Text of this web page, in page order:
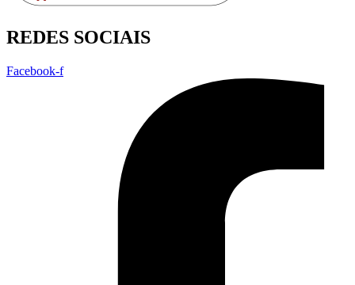
REDES SOCIAIS
Facebook-f